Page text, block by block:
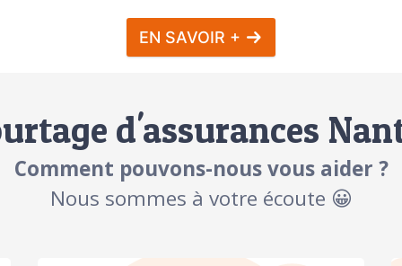
EN SAVOIR +
d'assurances
Comment pouvons-nous vous aider ?
Nous sommes à votre écoute 😀